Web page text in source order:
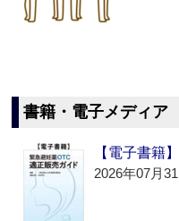
書籍・電子メディア
【電子書籍
2026年07月